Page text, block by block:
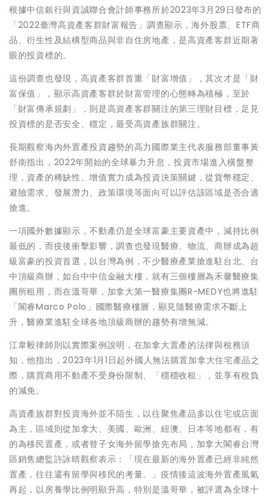
根據中信銀行與資誠聯合會計師事務所於2023年3月29日發布的
「2022臺灣高資產客群財富報告」調查顯示，海外股票、ETF商
品、衍生性及結構型商品與非自住房地產，是高資產客群近期著
眼的投資標的。
這份調查也發現，高資產客群首重「財富增值」，其次才是「財
富保值」，顯示高資產客群於財富管理的心態轉為積極，至於
「財富傳承規劃」，則是高資產客群關注的第三理財目標，足見
投資標的是否安全、穩定，最受高資產族群關注。
長期觀察海內外置產投資趨勢的高力國際業主代表服務部董事黃
舒衛指出，2022年開始的全球暴力升息，投資市場進入橫盤整
理，資產的稀缺性、增值實力成為投資決策關鍵，從貨幣穩定、
避險需求、發展潛力、政策環境等面向可以評估該區域是否合適
搶進。
一項國外數據顯示，不動產仍是全球富豪主要資產中，減持比例
最低的，而疫後衝擊影響，調查也發現醫療、物流、商辦成為超
級富豪的投資首選，以台灣為例，不少醫療產業搶進駐台北、台
中頂級商辦，如台中中信金融大樓，就有三個樓層為禾馨醫療集
團所租用，而在溫哥華，加拿大第一醫療集團R-MEDY也將進駐
「閣睿Marco Polo」國際醫療樓層，顯見隨醫療需求不斷上
升，醫療業進駐全球各地頂級商辦的趨勢有增無減。
江韋毅律師則以實際案例說明，在加拿大置產的法律與稅務須
知，他指出，2023年1月1日起外國人無法購置加拿大住宅產品之
際，購買商用不動產不受身份限制、「穩穩收租」，並享有稅負
的減免。
高資產族群對投資海外並不陌生，以往聚焦產品多以住宅或店面
為主，區域則從加拿大、美國、歐洲、紐澳、日本等地都有，有
的為移民置產，或者替子女海外留學搶先布局，加拿大閣睿台灣
區銷售總監許詠晴觀察表示：「現在最新的海外置產已經非純然
置產，往往還有留學與移民的考量。」疫情後這波海外置產風氣
再起，以房養學比例明顯升高，特別是溫哥華，被評選為全球十